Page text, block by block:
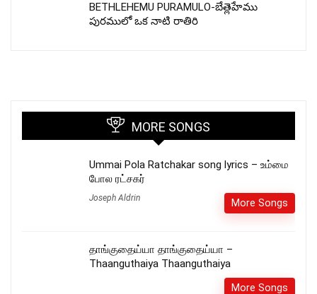
BETHLEHEMU PURAMULO-బేత్లెహేము
పురములో ఒక నాటి రాతిరి
MORE SONGS
Ummai Pola Ratchakar song lyrics – உம்மை
போல ரட்சகர்
Joseph Aldrin More Songs
தாங்குதைய்யா தாங்குதைய்யா –
Thaanguthaiya Thaanguthaiya
More Songs